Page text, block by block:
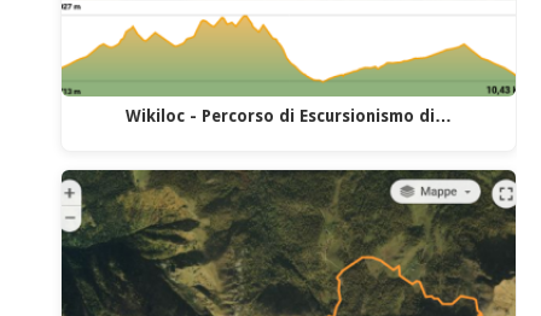
Wikiloc - Percorso di Escursionismo di…